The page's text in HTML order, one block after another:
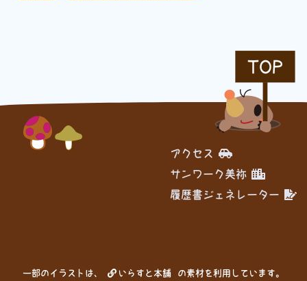
TOP
アクセス
サンワーク美祢
履歴書ジェネレーター
一部のイラストは、 いらすと本舗 の素材を利用しています。